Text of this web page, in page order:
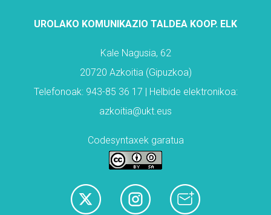
UROLAKO KOMUNIKAZIO TALDEA KOOP. ELK
Kale Nagusia, 62
20720 Azkoitia (Gipuzkoa)
Telefonoak: 943-85 36 17 | Helbide elektronikoa:
azkoitia@ukt.eus
Codesyntaxek garatua